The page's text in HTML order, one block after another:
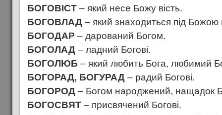
БОГОВІСТ – який несе Божу вість.
БОГОВЛАД – який знаходиться під
БОГОДАР – дарований Богом.
БОГОЛАД – ладний Богові.
БОГОЛЮБ – який любить Бога, любимий
БОГОРАД, БОГУРАД – радий Богові.
БОГОРОД – Богом народжений, нащадок
БОГОСВЯТ – присвячений Богові.